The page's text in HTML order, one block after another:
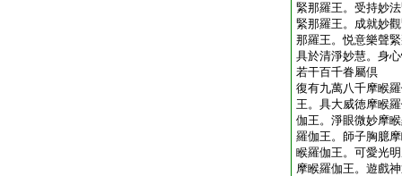
緊那羅王。受持妙
緊那羅王。成就妙
那羅王。悦意樂聲
具於清淨妙慧。身
若干百千眷屬倶
復有九萬八千摩睺
王。具大威徳摩睺
伽王。淨眼微妙摩
羅伽王。師子胸臆
睺羅伽王。可愛光
摩睺羅伽王。遊戲